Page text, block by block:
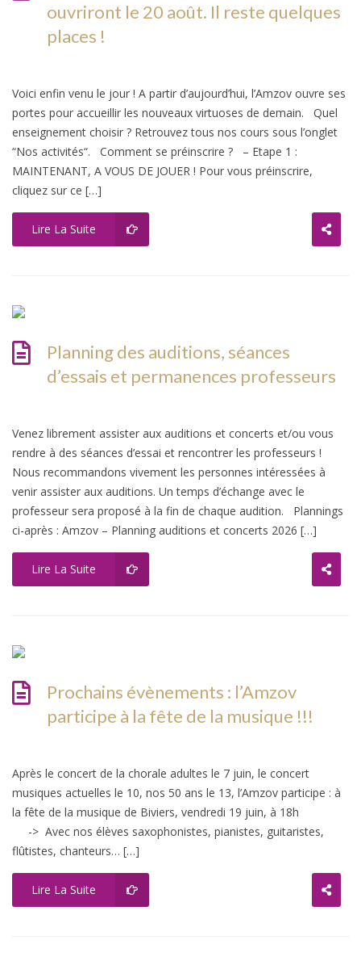
ouvriront le 20 août. Il reste quelques
places !
Voici enfin venu le jour ! A partir d’aujourd’hui, l’Amzov ouvre ses
portes pour accueillir les nouveaux virtuoses de demain. Quel
enseignement choisir ? Retrouvez tous nos cours sous l’onglet
“Nos activités“. Comment se préinscrire ? – Etape 1 :
MAINTENANT, A VOUS DE JOUER ! Pour vous préinscrire,
cliquez sur ce […]
Lire La Suite
Planning des auditions, séances
d’essais et permanences professeurs
Venez librement assister aux auditions et concerts et/ou vous
rendre à des séances d’essai et rencontrer les professeurs !
Nous recommandons vivement les personnes intéressées à
venir assister aux auditions. Un temps d’échange avec le
professeur sera proposé à la fin de chaque audition. Plannings
ci-après : Amzov – Planning auditions et concerts 2026 […]
Lire La Suite
Prochains évènements : l’Amzov
participe à la fête de la musique !!!
Après le concert de la chorale adultes le 7 juin, le concert
musiques actuelles le 10, nos 50 ans le 13, l’Amzov participe : à
la fête de la musique de Biviers, vendredi 19 juin, à 18h
-> Avec nos élèves saxophonistes, pianistes, guitaristes,
flûtistes, chanteurs… […]
Lire La Suite